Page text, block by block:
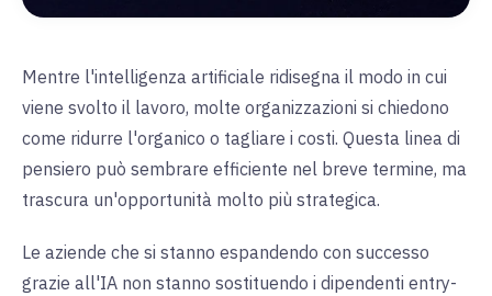
Mentre l'intelligenza artificiale ridisegna il modo in cui
viene svolto il lavoro, molte organizzazioni si chiedono
come ridurre l'organico o tagliare i costi. Questa linea di
pensiero può sembrare efficiente nel breve termine, ma
trascura un'opportunità molto più strategica.
Le aziende che si stanno espandendo con successo
grazie all'IA non stanno sostituendo i dipendenti entry-